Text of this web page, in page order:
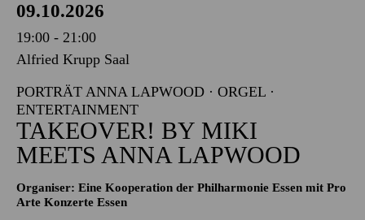
09.10.2026
19:00 - 21:00
Alfried Krupp Saal
PORTRÄT ANNA LAPWOOD · ORGEL ·
ENTERTAINMENT
TAKEOVER! BY MIKI
MEETS ANNA LAPWOOD
Organiser: Eine Kooperation der Philharmonie Essen mit Pro
Arte Konzerte Essen